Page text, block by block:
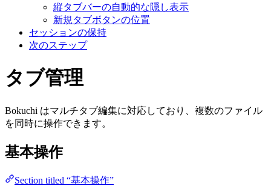
縦タブバーの自動的な隠し表示
新規タブボタンの位置
セッションの保持
次のステップ
タブ管理
Bokuchi はマルチタブ編集に対応しており、複数のファイル
を同時に操作できます。
基本操作
Section titled “基本操作”